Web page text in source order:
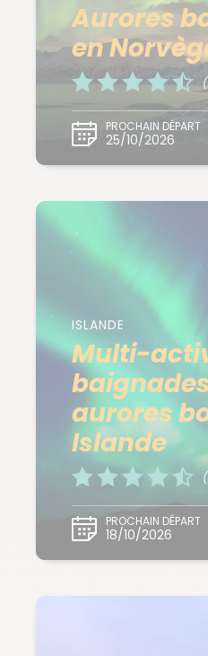
Aurores
en
PROCHAIN DÉPART
25/10/2026
ISLANDE
Multi-
aurores
Islande
PROCHAIN DÉPART
18/10/2026